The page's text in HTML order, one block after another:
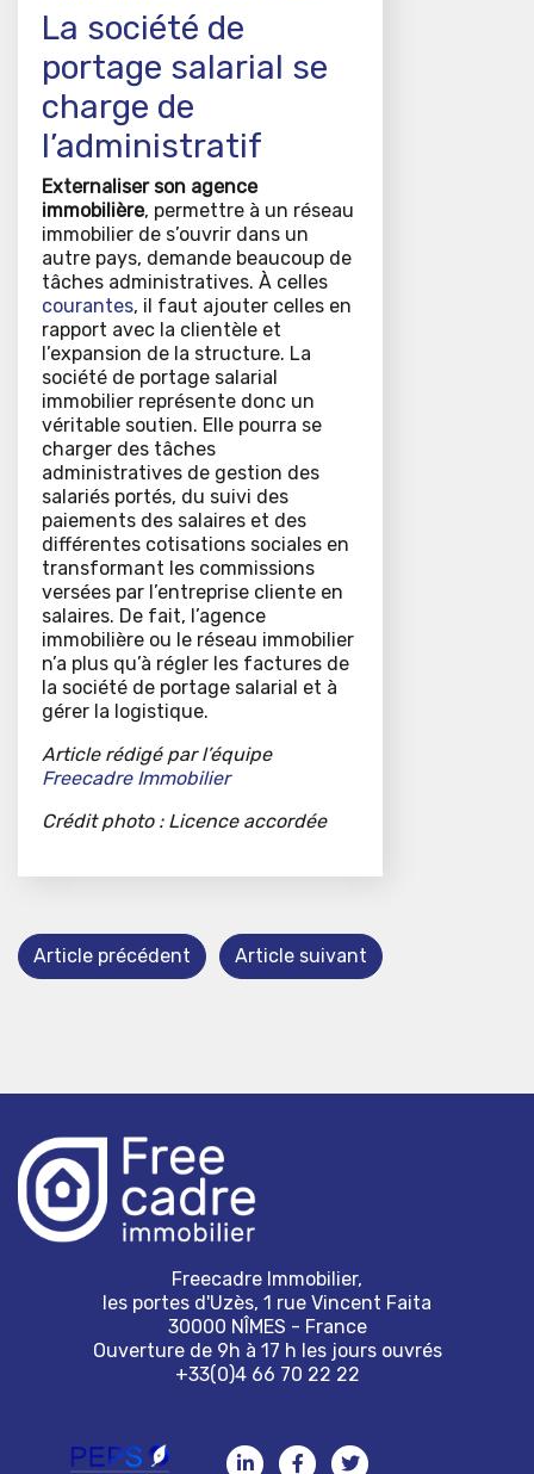
La société de
portage salarial se
charge de
l’administratif
Externaliser son agence
immobilière, permettre à un réseau
immobilier de s’ouvrir dans un
autre pays, demande beaucoup de
tâches administratives. À celles
courantes, il faut ajouter celles en
rapport avec la clientèle et
l’expansion de la structure. La
société de portage salarial
immobilier représente donc un
véritable soutien. Elle pourra se
charger des tâches
administratives de gestion des
salariés portés, du suivi des
paiements des salaires et des
différentes cotisations sociales en
transformant les commissions
versées par l’entreprise cliente en
salaires. De fait, l’agence
immobilière ou le réseau immobilier
n’a plus qu’à régler les factures de
la société de portage salarial et à
gérer la logistique.
Article rédigé par l’équipe
Freecadre Immobilier
Crédit photo : Licence accordée
Article précédent Article suivant
Freecadre Immobilier,
les portes d'Uzès, 1 rue Vincent Faita
30000 NÎMES - France
Ouverture de 9h à 17 h les jours ouvrés
+33(0)4 66 70 22 22